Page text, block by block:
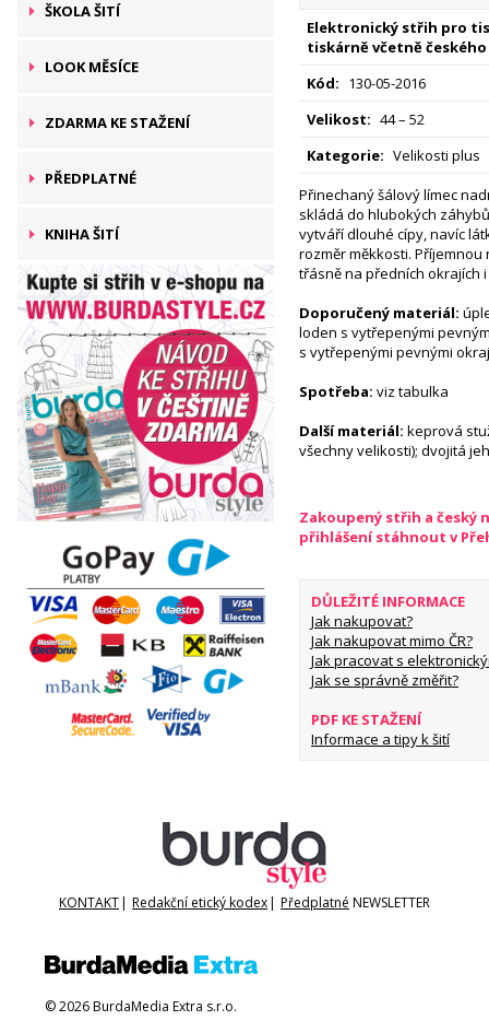
ŠKOLA ŠITÍ
LOOK MĚSÍCE
ZDARMA KE STAŽENÍ
PŘEDPLATNÉ
KNIHA ŠITÍ
Elektronický střih pro
tiskárně včetně českého
Kód: 130-05-2016
Velikost: 44 – 52
Kategorie: Velikosti plus
Přinechaný šálový límec
skládá do hlubokých
vytváří dlouhé cípy, navíc
rozměr měkkosti.
třásně na předních okrajích
Doporučený materiál:
loden s vytřepenými
s vytřepenými pevnými
Spotřeba: viz tabulka
Další materiál: keprová
všechny velikosti); dvojitá
Zakoupený střih a český
přihlášení stáhnout v
DŮLEŽITÉ INFORMACE
Jak nakupovat?
Jak nakupovat mimo ČR?
Jak pracovat s
Jak se správně změřit?
PDF KE STAŽENÍ
Informace a tipy k šití
KONTAKT| Redakční etický kodex| Předplatné NEWSLETTER
© 2026 BurdaMedia Extra s.r.o.